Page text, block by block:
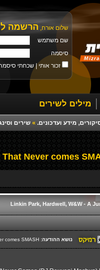
שלום אורח, הרשמה
שם משתמש
סיסמה
זכור אותי |שכחתי
מילים לשירים
מידע ועדכונים. » שירים
Linkin Park, Hardwell, W&W - A
נושא ההודעה: